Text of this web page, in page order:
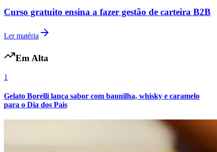
Curso gratuito ensina a fazer gestão de carteira B2B
Ler matéria
Em Alta
1
Gelato Borelli lança sabor com baunilha, whisky e caramelo
para o Dia dos Pais